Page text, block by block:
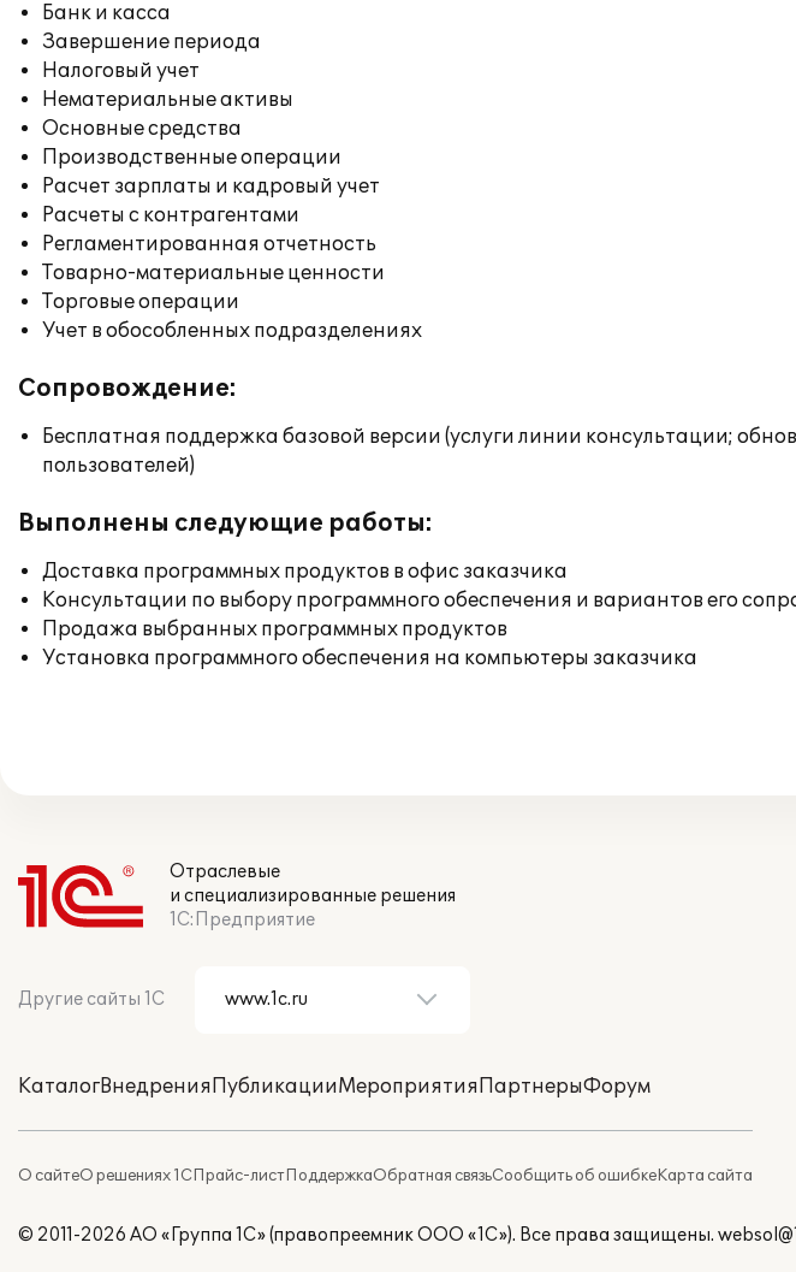
Банк и касса
Завершение периода
Налоговый учет
Нематериальные активы
Основные средства
Производственные операции
Расчет зарплаты и кадровый учет
Расчеты с контрагентами
Регламентированная отчетность
Товарно-материальные ценности
Торговые операции
Учет в обособленных подразделениях
Сопровождение:
Бесплатная поддержка базовой версии (услуги линии консультации;
пользователей)
Выполнены следующие работы:
Доставка программных продуктов в офис заказчика
Консультации по выбору программного обеспечения и вариантов его
Продажа выбранных программных продуктов
Установка программного обеспечения на компьютеры заказчика
Отраслевые
и специализированные решения
1С:Предприятие
Другие сайты 1С
КаталогВнедренияПубликацииМероприятияПартнерыФорум
О сайтеО решениях 1СПрайс-листПоддержкаОбратная связьСообщить об ошибкеКарта сайта
© 2011-2026 АО «Группа 1С» (правопреемник ООО «1С»). Все права защищены.